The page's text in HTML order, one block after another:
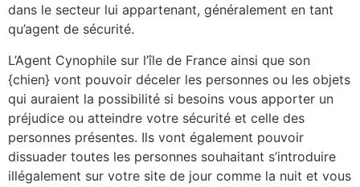
dans le secteur lui appartenant, généralement en tant
qu’agent de sécurité.
L’Agent Cynophile sur l’île de France ainsi que son
{chien} vont pouvoir déceler les personnes ou les objets
qui auraient la possibilité si besoins vous apporter un
préjudice ou atteindre votre sécurité et celle des
personnes présentes. Ils vont également pouvoir
dissuader toutes les personnes souhaitant s’introduire
illégalement sur votre site de jour comme la nuit et vous